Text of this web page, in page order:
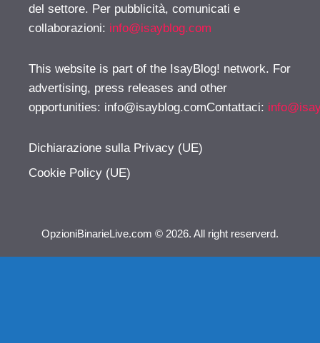
del settore. Per pubblicità, comunicati e
collaborazioni: info@isayblog.com
This website is part of the IsayBlog! network. For
advertising, press releases and other
opportunities: info@isayblog.comContattaci:
Dichiarazione sulla Privacy (UE)
Cookie Policy (UE)
OpzioniBinarieLive.com © 2026. All right reserverd.